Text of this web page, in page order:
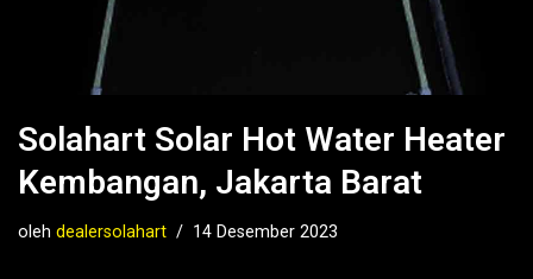
Solahart Solar Hot Water Heater
Kembangan, Jakarta Barat
oleh dealersolahart 14 Desember 2023